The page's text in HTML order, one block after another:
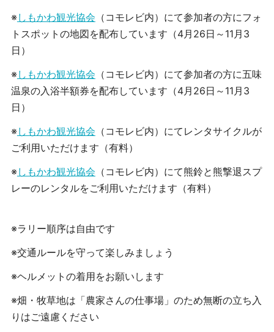
※しもかわ観光協会 （コモレビ内）にて参加者の方にフォ
トスポットの地図を配布しています（4月26日～11月3
日）
※しもかわ観光協会 （コモレビ内）にて参加者の方に五味
温泉の入浴半額券を配布しています（4月26日～11月3
日）
※しもかわ観光協会 （コモレビ内）にてレンタサイクルが
ご利用いただけます（有料）
※しもかわ観光協会 （コモレビ内）にて熊鈴と熊撃退スプ
レーのレンタルをご利用いただけます （有料）
※ラリー順序は自由です
※交通ルールを守って楽しみましょう
※ヘルメットの着用をお願いします
※畑・牧草地は「農家さんの仕事場」のため無断の立ち入
りはご遠慮ください